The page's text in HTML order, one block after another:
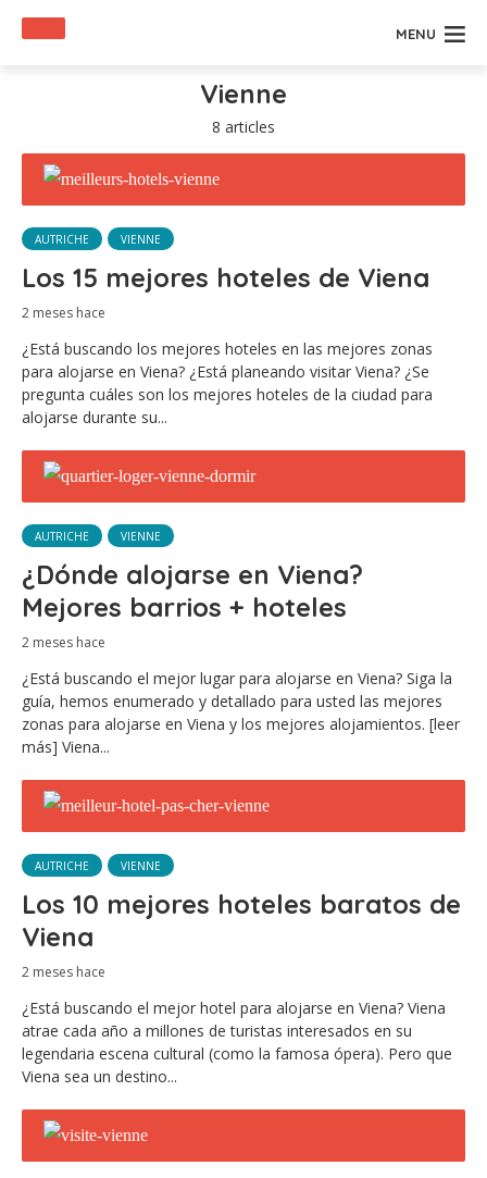
MENU
Vienne
8 articles
AUTRICHE VIENNE
Los 15 mejores hoteles de Viena
2 meses hace
¿Está buscando los mejores hoteles en las mejores zonas
para alojarse en Viena? ¿Está planeando visitar Viena? ¿Se
pregunta cuáles son los mejores hoteles de la ciudad para
alojarse durante su...
AUTRICHE VIENNE
¿Dónde alojarse en Viena?
Mejores barrios + hoteles
2 meses hace
¿Está buscando el mejor lugar para alojarse en Viena? Siga la
guía, hemos enumerado y detallado para usted las mejores
zonas para alojarse en Viena y los mejores alojamientos. [leer
más] Viena...
AUTRICHE VIENNE
Los 10 mejores hoteles baratos de
Viena
2 meses hace
¿Está buscando el mejor hotel para alojarse en Viena? Viena
atrae cada año a millones de turistas interesados en su
legendaria escena cultural (como la famosa ópera). Pero que
Viena sea un destino...